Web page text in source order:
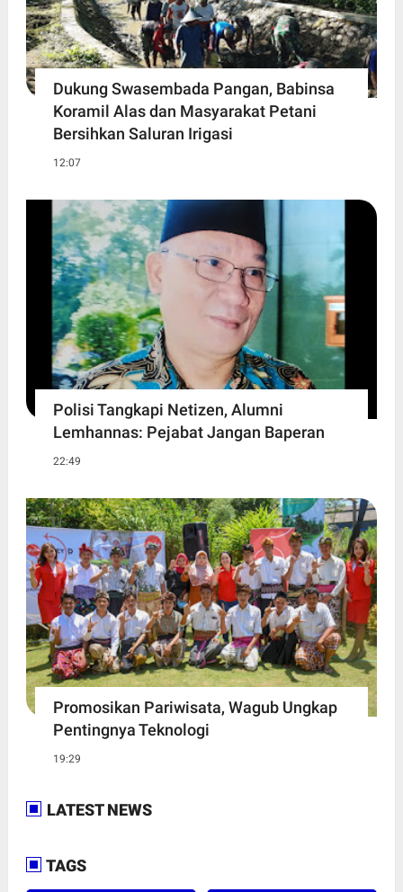
Dukung Swasembada Pangan, Babinsa
Koramil Alas dan Masyarakat Petani
Bersihkan Saluran Irigasi
12:07
Polisi Tangkapi Netizen, Alumni
Lemhannas: Pejabat Jangan Baperan
22:49
Promosikan Pariwisata, Wagub Ungkap
Pentingnya Teknologi
19:29
LATEST NEWS
TAGS